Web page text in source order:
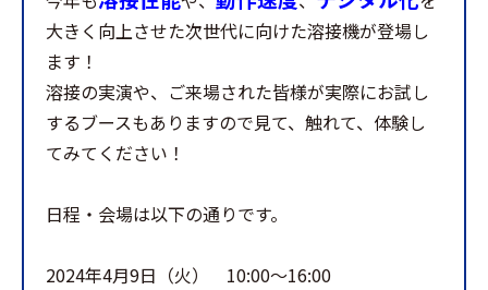
大きく向上させた次世代に向けた溶接機が登場し
ます！
溶接の実演や、ご来場された皆様が実際にお試し
するブースもありますので見て、触れて、体験し
てみてください！
日程・会場は以下の通りです。
2024年4月9日（火） 10:00～16:00